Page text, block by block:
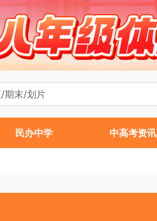
民办中学 中高考资讯